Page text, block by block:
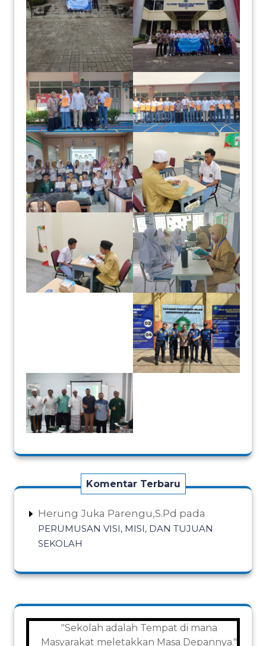
Komentar Terbaru
Herung Juka Parengu,S.Pd pada
PERUMUSAN VISI, MISI, DAN TUJUAN
SEKOLAH
"Sekolah adalah Tempat di mana
Masyarakat meletakkan Masa Depannya."